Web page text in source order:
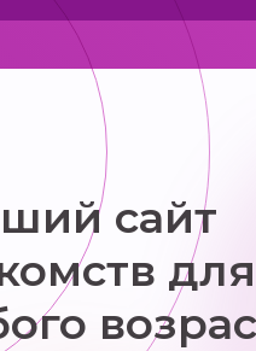
сайт
для